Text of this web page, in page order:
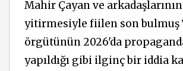
Mahir Çayan ve arkadaşlarının
yitirmesiyle fiilen son bulmuş
örgütünün 2026'da
yapıldığı gibi ilginç bir iddia